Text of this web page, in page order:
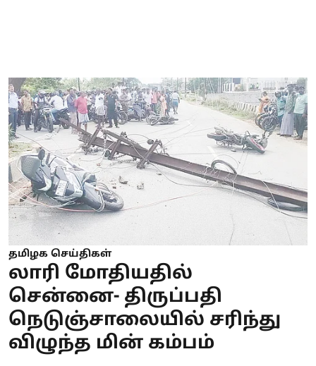
தமிழக செய்திகள்
லாரி மோதியதில்
சென்னை- திருப்பதி
நெடுஞ்சாலையில் சரிந்து
விழுந்த மின் கம்பம்